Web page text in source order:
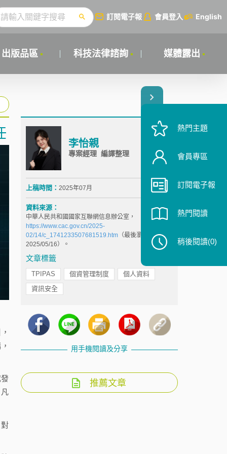
訂閱電子報 會員登入 English
出版品區 科技法律諮詢 媒體露出
李怡親
專案經理 編譯整理
上稿時間： 2025年07月
資料來源：
中華人民共和國國家互聯網信息辦公室，
https://www.cac.gov.cn/2025-
02/14/c_1741233507681519.htm（最後瀏覽日：
2025/05/16）。
文章標籤
TPIPAS 個資管理制度
個人資料
資訊安全
用手機閱讀及分享
推薦文章
熱門主題
會員專區
訂閱電子報
熱門閱讀
稍後閱讀(0)